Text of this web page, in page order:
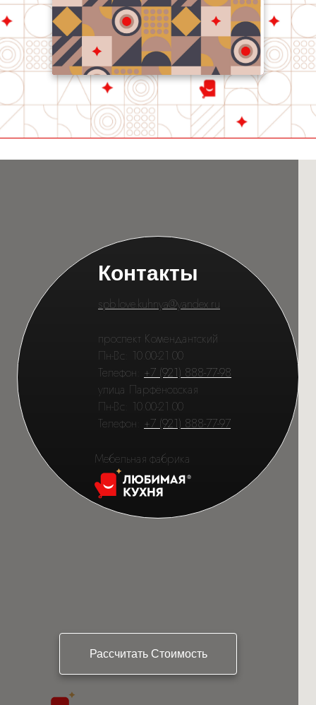
Любимая кухня на карте Санкт‑Петербурга — Яндекс Карты
Контакты
Рассчитать Стоимость
spb.love.kuhnya@yandex.ru
проспект Комендантский
Пн-Вс: 10.00-21.00
Телефон: +7 (921) 888-77-98
улица Парфёновская
Пн-Вс: 10.00-21.00
Телефон: +7 (921) 888-77-97
Мебельная фабрика